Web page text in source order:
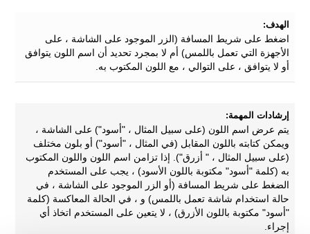
الهدف:
اضغط على شريط المسافة (الزر الموجود على الشاشة ، على
الأجهزة التي تعمل باللمس) أم لا بمجرد تحديد أن اسم اللون يتوافق
أو لا يتوافق ، على التوالي ، مع اللون المكتوب به.
إرشادات المهمة:
يتم عرض اسم اللون (على سبيل المثال ، "أسود") على الشاشة ،
ويمكن كتابته باللون المقابل (في المثال ، "أسود") أو بلون مختلف
(على سبيل المثال ، " أزرق"). إذا تزامن اسم اللون واللون المكتوب
به (كلمة "أسود" مكتوبة باللون الأسود) ، يجب على المستخدم
الضغط على شريط المسافة (أو الزر الموجود على الشاشة ، في
حالة استخدام شاشة تعمل باللمس) و ، في الحالة المعاكسة (كلمة
"أسود" مكتوبة باللون الأزرق) ، لا يتعين على المستخدم اتخاذ أي
إجراء.